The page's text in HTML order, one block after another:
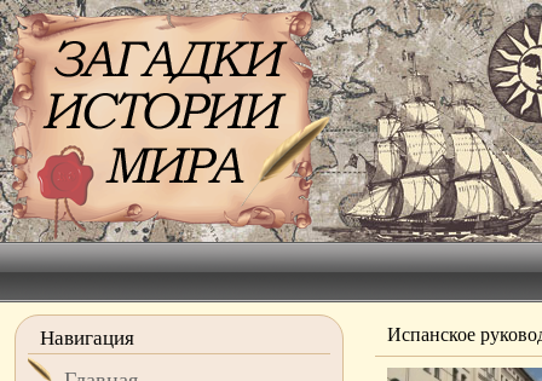
Испанское
Навигация